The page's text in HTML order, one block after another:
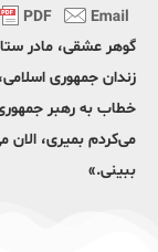
گوهر عشقی، مادر
زندان جمهوری
خطاب به رهبر
می‌کردم بمیری، الان
ببینی.»